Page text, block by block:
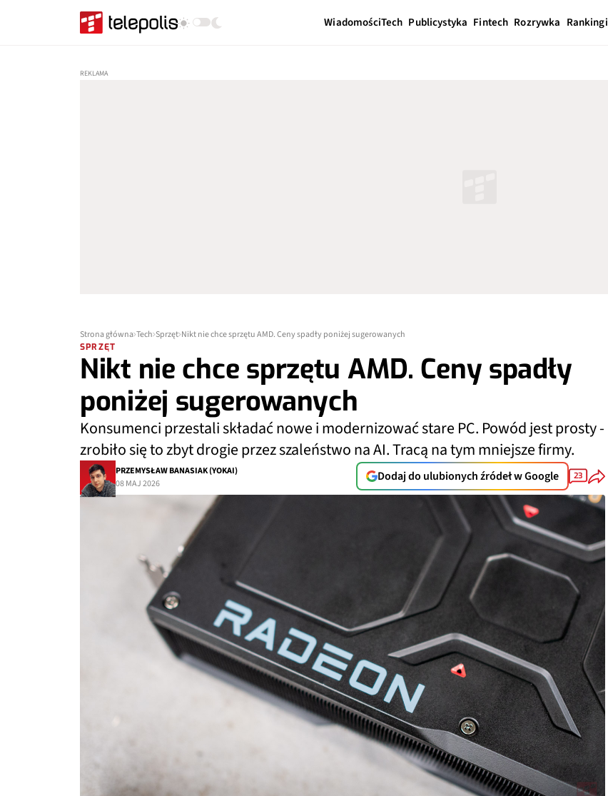
WiadomościTech Publicystyka Fintech Rozrywka Rankingi
Strona główna Tech Sprzęt Nikt nie chce sprzętu AMD. Ceny spadły poniżej sugerowanych
SPRZĘT
Nikt nie chce sprzętu AMD. Ceny spadły
poniżej sugerowanych
Konsumenci przestali składać nowe i modernizować stare PC. Powód jest prosty -
zrobiło się to zbyt drogie przez szaleństwo na AI. Tracą na tym mniejsze firmy.
PRZEMYSŁAW BANASIAK (YOKAI)
08 MAJ 2026
Dodaj do ulubionych źródeł w Google 23